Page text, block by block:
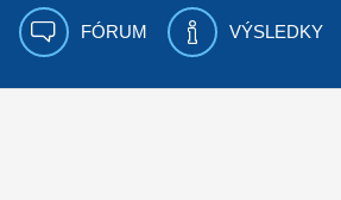
FÓRUM VÝSLEDKY